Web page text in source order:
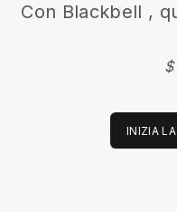
Con Blackbell ,
INIZIA